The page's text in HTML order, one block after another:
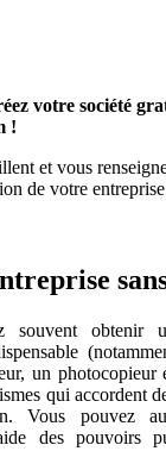
votre société
!
et vous
de votre
souvent obtenir
un
qui accordent
Vous pouvez
des pouvoirs